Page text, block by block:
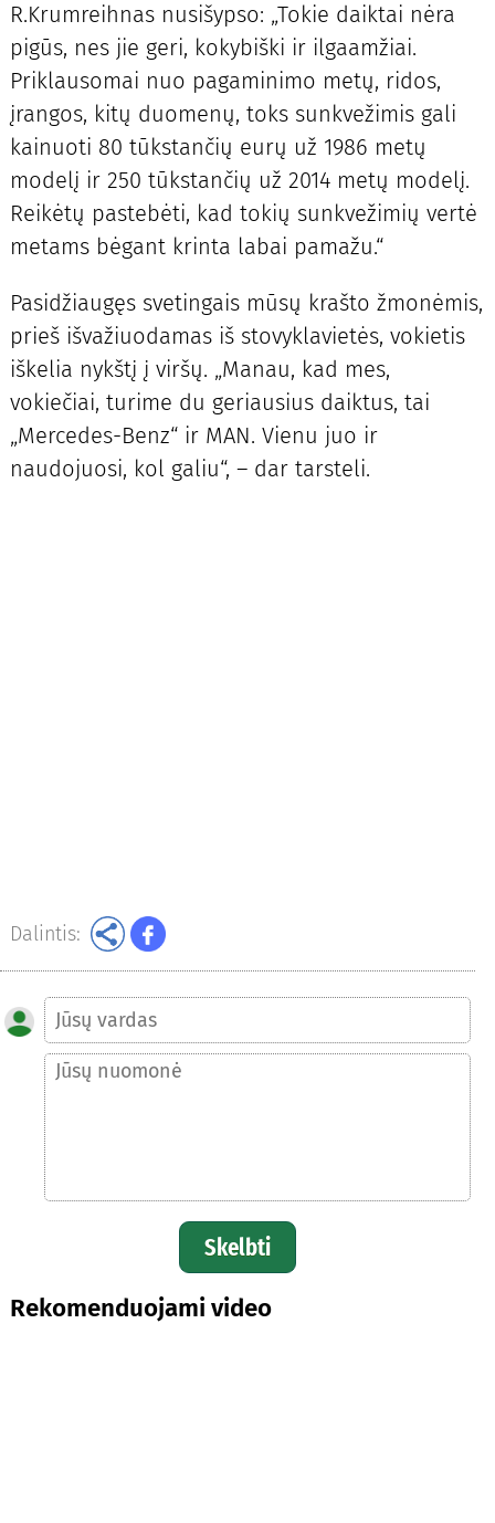
R.Krumreihnas nusišypso: „Tokie daiktai nėra
pigūs, nes jie geri, kokybiški ir ilgaamžiai.
Priklausomai nuo pagaminimo metų, ridos,
įrangos, kitų duomenų, toks sunkvežimis gali
kainuoti 80 tūkstančių eurų už 1986 metų
modelį ir 250 tūkstančių už 2014 metų modelį.
Reikėtų pastebėti, kad tokių sunkvežimių vertė
metams bėgant krinta labai pamažu.“
Pasidžiaugęs svetingais mūsų krašto žmonėmis,
prieš išvažiuodamas iš stovyklavietės, vokietis
iškelia nykštį į viršų. „Manau, kad mes,
vokiečiai, turime du geriausius daiktus, tai
„Mercedes-Benz“ ir MAN. Vienu juo ir
naudojuosi, kol galiu“, – dar tarsteli.
Dalintis:
Skelbti
Rekomenduojami video